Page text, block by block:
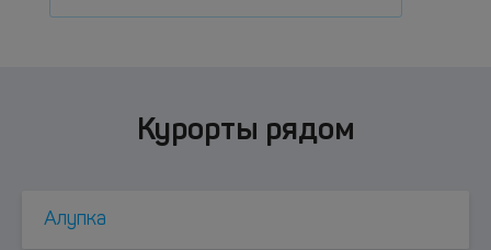
Курорты рядом
Алупка